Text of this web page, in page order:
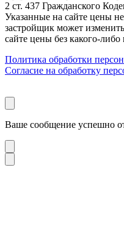
2 ст. 437 Гражданского
Указанные на сайте цены
застройщик может
сайте цены без какого-
Политика обработки
Согласие на обработку
Ваше сообщение успешно